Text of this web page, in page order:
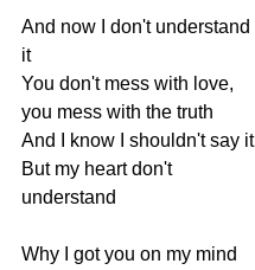
And now don't understand
it
You don't mess with love,
you mess with the truth
And
know shouldn't say it
But my heart don't
understand
Why got you on my mind